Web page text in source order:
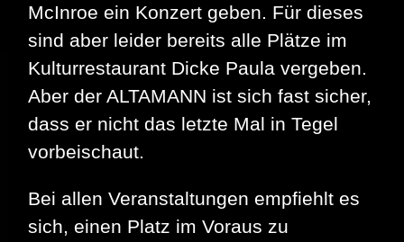
McInroe ein Konzert geben. Für dieses
sind aber leider bereits alle Plätze im
Kulturrestaurant Dicke Paula vergeben.
Aber der ALTAMANN ist sich fast sicher,
dass er nicht das letzte Mal in Tegel
vorbeischaut.
Bei allen Veranstaltungen empfiehlt es
sich, einen Platz im Voraus zu